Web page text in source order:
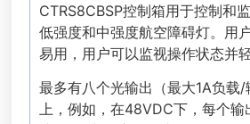
CTRS8CBSP控制箱用于控制和
低强度和中强度航空障碍灯。用
易用，用户可以监视操作状态并
最多有八个光输出（最大1A负载
上，例如，在48VDC下，每个输